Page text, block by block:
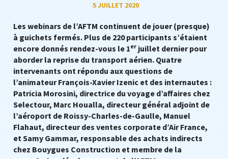
5 JUILLET 2020
Les webinars de l’AFTM continuent de jouer (presque)
à guichets fermés. Plus de 220 participants s’étaient
encore donnés rendez-vous le 1er juillet dernier pour
aborder la reprise du transport aérien. Quatre
intervenants ont répondu aux questions de
l’animateur François-Xavier Izenic et des internautes :
Patricia Morosini, directrice du voyage d’affaires chez
Selectour, Marc Houalla, directeur général adjoint de
l’aéroport de Roissy-Charles-de-Gaulle, Manuel
Flahaut, directeur des ventes corporate d’Air France,
et Samy Gammar, responsable des achats indirects
chez Bouygues Construction et membre de la